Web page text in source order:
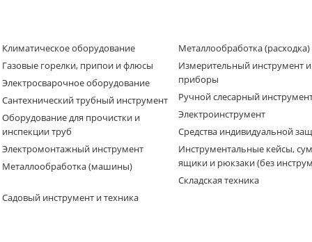
Климатическое оборудование
Газовые горелки, припои и флюсы
Электросварочное оборудование
Сантехнический трубный инструмент
Оборудование для прочистки и
инспекции труб
Электромонтажный инструмент
Металлообработка (машины)
Металлообработка (расходка)
Измерительный инструмент и
приборы
Ручной слесарный
Электроинструмент
Средства индивидуальной
Инструментальные кейсы,
ящики и рюкзаки (без
Складская техника
Садовый инструмент и техника